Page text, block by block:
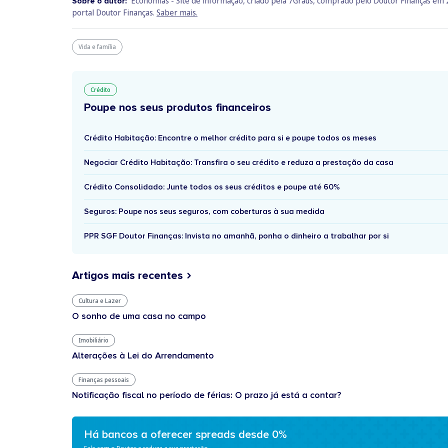
portal Doutor Finanças. Saber mais.
Vida e família
Crédito
Poupe nos seus produtos financeiros
Crédito Habitação: Encontre o melhor crédito para si e poupe todos os meses
Negociar Crédito Habitação: Transfira o seu crédito e reduza a prestação da casa
Crédito Consolidado: Junte todos os seus créditos e poupe até 60%
Seguros: Poupe nos seus seguros, com coberturas à sua medida
PPR SGF Doutor Finanças: Invista no amanhã, ponha o dinheiro a trabalhar por si
Artigos mais recentes
Cultura e Lazer
O sonho de uma casa no campo
Imobiliário
Alterações à Lei do Arrendamento
Finanças pessoais
Notificação fiscal no período de férias: O prazo já está a contar?
Há bancos a oferecer spreads desde 0%